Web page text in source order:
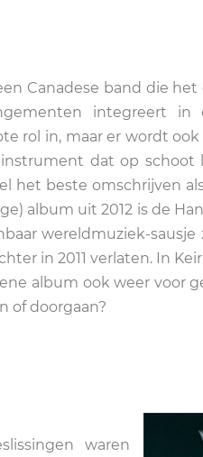
Canadese band die
integreert in
rol in, maar er wordt
instrument dat op schoot
het beste omschrijven
album uit 2012 is de
wereldmuziek-sausje
in 2011 verlaten. In
album ook weer voor
of doorgaan?
waren